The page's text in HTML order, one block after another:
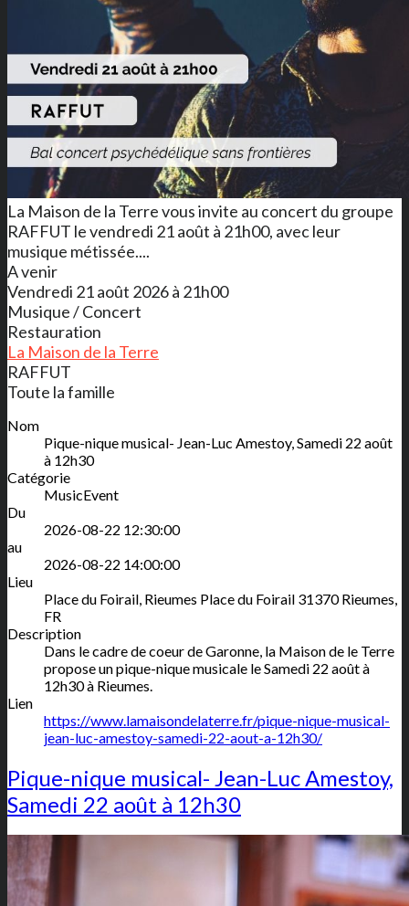
La Maison de la Terre vous invite au concert du groupe
RAFFUT le vendredi 21 août à 21h00, avec leur
musique métissée....
A venir
Vendredi 21 août 2026 à 21h00
Musique / Concert
Restauration
La Maison de la Terre
RAFFUT
Toute la famille
Nom
Pique-nique musical- Jean-Luc Amestoy, Samedi 22 août
à 12h30
Catégorie
MusicEvent
Du
2026-08-22 12:30:00
au
2026-08-22 14:00:00
Lieu
Place du Foirail, Rieumes Place du Foirail 31370 Rieumes
FR
Description
Dans le cadre de coeur de Garonne, la Maison de le Terre
propose un pique-nique musicale le Samedi 22 août à
12h30 à Rieumes.
Lien
https://www.lamaisondelaterre.fr/pique-nique-musical-
jean-luc-amestoy-samedi-22-aout-a-12h30/
Pique-nique musical- Jean-Luc Amestoy,
Samedi 22 août à 12h30